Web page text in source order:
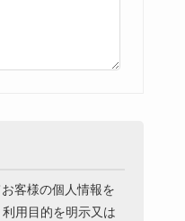
客様の個人情報を
用目的を明示又は